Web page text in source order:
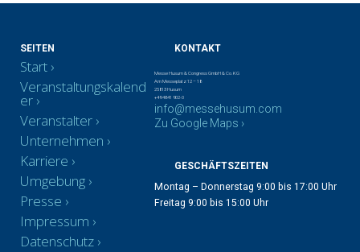
SEITEN
Start
Veranstaltungskalend
er
Veranstalter
Unternehmen
Karriere
Umgebung
Presse
Impressum
Datenschutz
KONTAKT
Messe Husum & Congress GmbH & Co. KG
Am Messeplatz 12 – 18
25813 Husum
+49 4841 902-0
info@messehusum.com
Zu Google Maps ›
GESCHÄFTSZEITEN
Montag – Donnerstag 9:00 bis 17:00 Uhr
Freitag 9:00 bis 15:00 Uhr